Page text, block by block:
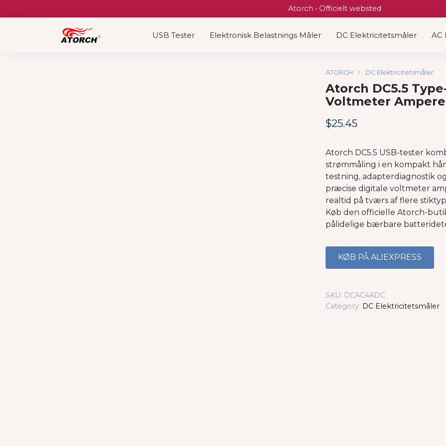
to
Atorch • Officielt websted
USB Tester Elektronisk Belastnings Måler DC Elektricitetsmåler AC
ATORCH DC Elektricitetsmåler
Atorch DC5.5
Voltmeter
$25.45
Atorch DC5.5 USB-tester
strømmåling i en kompakt
testning, adapterdiagnostik
præcise digitale voltmeter
realtid på tværs af flere
Køb den officielle Atorch-
pålidelige bærbare
KØB PÅ ALIEXPRESS
SKU: DCAC4ADC
Category: DC Elektricitetsmåler